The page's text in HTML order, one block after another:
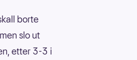
borte
slo ut
etter 3-3 i